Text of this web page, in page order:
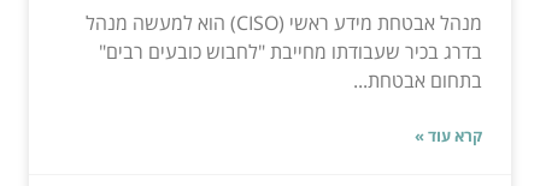
מנהל אבטחת מידע ראשי (CISO) הוא למעשה מנהל
בדרג בכיר שעבודתו מחייבת "לחבוש כובעים רבים"
בתחום אבטחת...
קרא עוד »